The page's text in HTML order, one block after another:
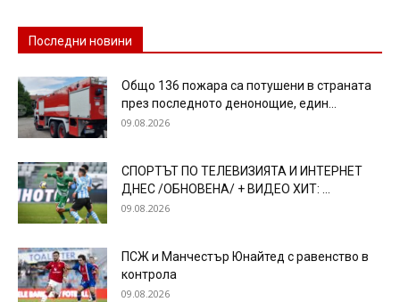
Последни новини
Общо 136 пожара са потушени в страната
през последното денонощие, един...
09.08.2026
СПОРТЪТ ПО ТЕЛЕВИЗИЯТА И ИНТЕРНЕТ
ДНЕС /ОБНОВЕНА/ + ВИДЕО ХИТ: ...
09.08.2026
ПСЖ и Манчестър Юнайтед с равенство в
контрола
09.08.2026